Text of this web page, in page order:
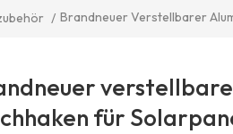
/ Brandneuer Verstellbarer
für